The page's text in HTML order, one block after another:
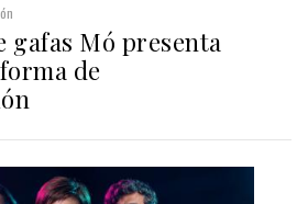
gafas Mó presenta
de